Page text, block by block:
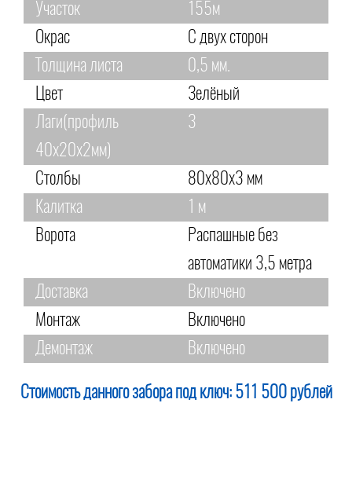
Участок
155м
Окрас
С двух сторон
Толщина листа
0,5 мм.
Цвет
Зелёный
Лаги(профиль
40х20х2мм)
3
Столбы
80х80х3 мм
Калитка
1 м
Ворота
Распашные без
автоматики 3,5 метра
Доставка
Включено
Монтаж
Включено
Демонтаж
Включено
Стоимость данного забора под ключ: 511 500 рублей